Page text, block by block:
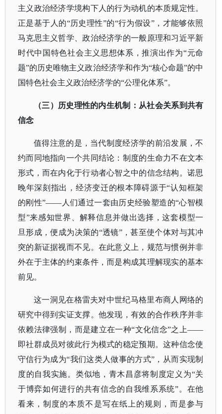
主义政治经济学境构下人的行为动机的本质规定性。
正是基于人的“历史理性”的“行为假设”，才能够依照
马克思主义哲学、政治经济学的一般原理和习近平新
时代中国特色社会主义思想体系，推演出作为“元命
题”的历史唯物主义政治经济学和作为“核心命题”的中
国特色社会主义政治经济学的“公理化体系”。
（三）历史理性的内生机制：从社会关系到共有
信念
值得注意的是，当代制度经济学的前沿发展，不
约而同地指向一个共同结论：制度的生命力不在文本
形式，而在内化于行动者心智之中的信念结构。诺思
晚年深刻指出，经济变迁的根本障碍源于“认知框架
的刚性”——人们通过一套由历史经验塑造的“心智模
型”来感知世界、解释信息并做出选择，这套模型一
旦形成，便成为决策的“透镜”，甚至使个体对与其冲
突的新证据视而不见。在此意义上，规范与惯例并非
外在于主体的约束条件，而是构成其理解现实的基本
前见。
这一洞见在格雷夫对中世纪马格里布商人网络的
研究中得到实证支撑。他发现，有效的合作秩序并非
依赖法律强制，而是建立在一种“文化信念”之上——
即社群成员对彼此行为模式的稳定预期。这种信念使
守信行为成为“我们这类人做事的方式”，从而实现制
度的自我实施。类似地，青木昌彦将制度定义为“关
于博弈如何进行的共有信念的自我维系系统”。在他
看来，制度的本质不是写在纸上的规则，而是参与